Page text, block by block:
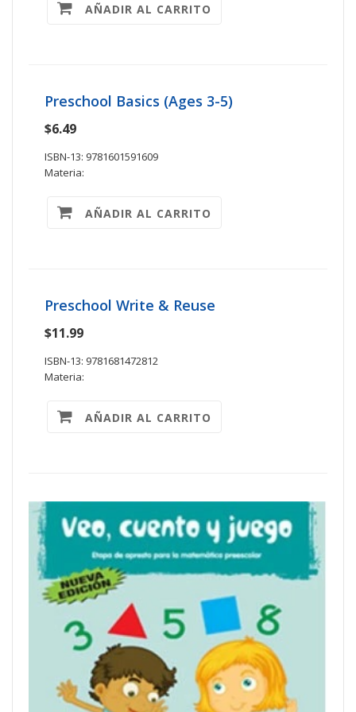
AÑADIR AL CARRITO
Preschool Basics (Ages 3-5)
$6.49
ISBN-13: 9781601591609
Materia:
AÑADIR AL CARRITO
Preschool Write & Reuse
$11.99
ISBN-13: 9781681472812
Materia:
AÑADIR AL CARRITO